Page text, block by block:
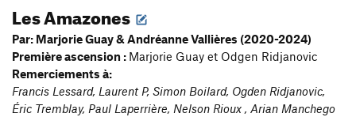
Les Amazones
Par: Marjorie Guay & Andréanne Vallières (2020-2024)
Première ascension : Marjorie Guay et Odgen Ridjanovic
Remerciements à:
Francis Lessard, Laurent P, Simon Boilard, Ogden Ridjanovic,
Éric Tremblay, Paul Laperrière, Nelson Rioux , Arian Manchego